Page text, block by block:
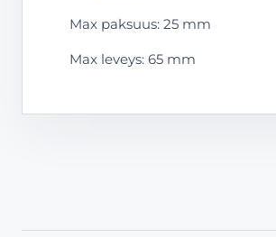
Max paksuus: 25 mm
Max leveys: 65 mm